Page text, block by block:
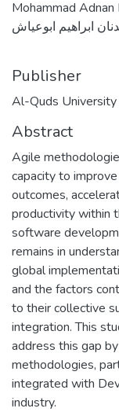
Mohammad
ابراهيم ابوعياش
Publisher
Al-Quds University
Abstract
Agile
capacity to
outcomes,
productivity within
software
remains in
global
and the factors
to their collective
integration. This
address this gap
methodologies,
integrated with
industry.